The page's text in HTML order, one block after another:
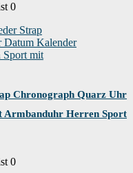
0
Chronograph Quarz Uhr
Armbanduhr Herren Sport
0